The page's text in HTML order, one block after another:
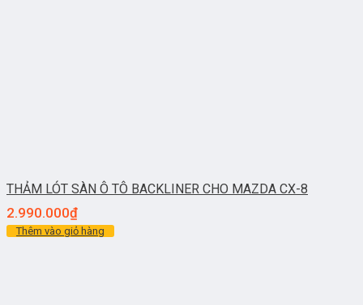
THẢM LÓT SÀN Ô TÔ BACKLINER CHO MAZDA CX-8
2.990.000₫
Thêm vào giỏ hàng